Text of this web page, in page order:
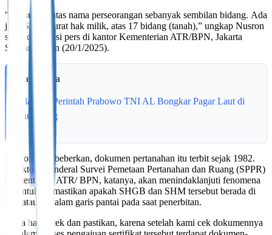
"Kemudian atas nama perseorangan sebanyak sembilan bidang. Ada
juga SHM, surat hak milik, atas 17 bidang (tanah),” ungkap Nusron
saat konferensi pers di kantor Kementerian ATR/BPN, Jakarta
Selatan, Senin (20/1/2025).
Baca Juga
Jalankan Perintah Prabowo TNI AL Bongkar Pagar Laut di
Tangerang
Nusron membeberkan, dokumen pertanahan itu terbit sejak 1982.
Direktorat Jenderal Survei Pemetaan Pertanahan dan Ruang (SPPR)
Kementerian ATR/ BPN, katanya, akan menindaklanjuti fenomena
ini untuk memastikan apakah SHGB dan SHM tersebut berada di
luar atau di dalam garis pantai pada saat penerbitan.
“Kita harus cek dan pastikan, karena setelah kami cek dokumennya